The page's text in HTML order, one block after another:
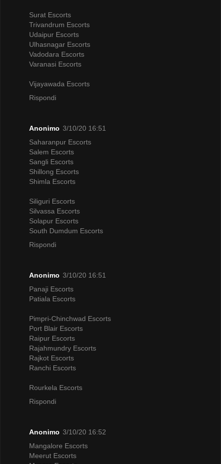
Surat Escorts
Trivandrum Escorts
Udaipur Escorts
Ulhasnagar Escorts
Vadodara Escorts
Varanasi Escorts
Vijayawada Escorts
Rispondi
Anonimo 3/10/20 16:51
Saharanpur Escorts
Salem Escorts
Sangli Escorts
Shillong Escorts
Shimla Escorts
Siliguri Escorts
Silvassa Escorts
Solapur Escorts
South Dumdum Escorts
Rispondi
Anonimo 3/10/20 16:51
Panaji Escorts
Patiala Escorts
Pimpri-Chinchwad Escorts
Port Blair Escorts
Raipur Escorts
Rajahmundry Escorts
Rajkot Escorts
Ranchi Escorts
Rourkela Escorts
Rispondi
Anonimo 3/10/20 16:52
Mangalore Escorts
Meerut Escorts